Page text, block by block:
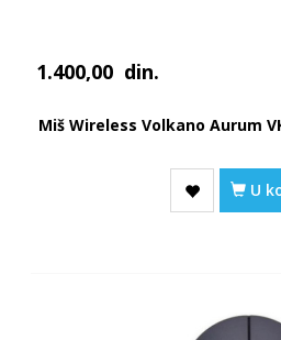
1.400,00 din.
Miš Wireless Volkano Aurum
U